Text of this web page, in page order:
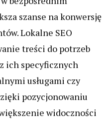
szanse na konwersję
Lokalne SEO
treści do potrzeb
ich specyficznych
usługami czy
pozycjonowaniu
widoczności